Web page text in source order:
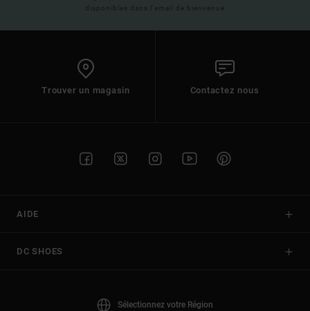
disponibles dans l'email de bienvenue
Trouver un magasin Contactez nous
AIDE
DC SHOES
Sélectionnez votre Région